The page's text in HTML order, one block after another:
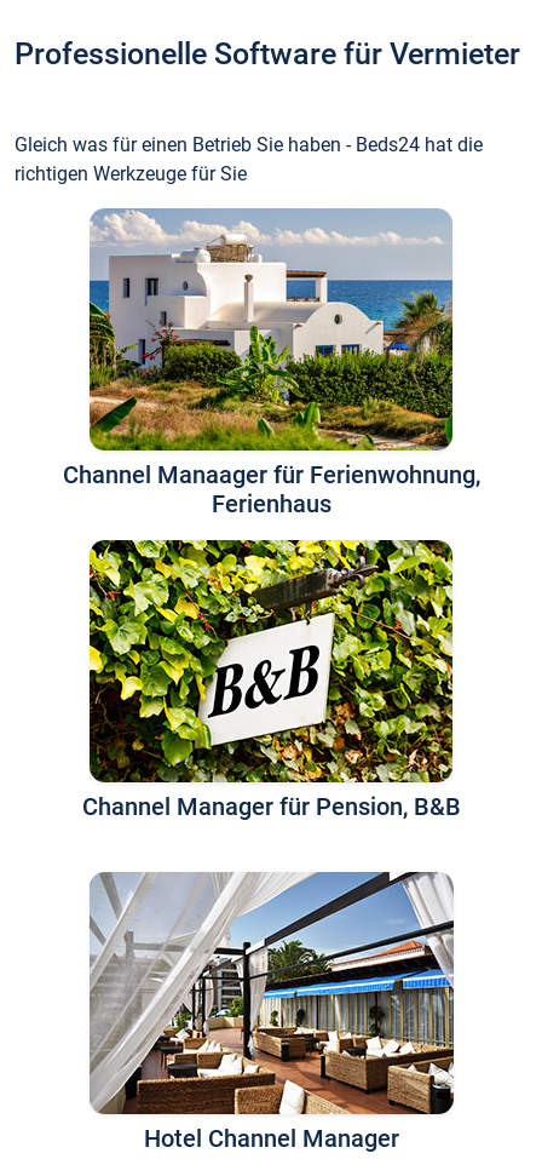
Professionelle Software für Vermieter
Gleich was für einen Betrieb Sie haben - Beds24 hat die
richtigen Werkzeuge für Sie
Channel Manaager für Ferienwohnung,
Ferienhaus
Channel Manager für Pension, B&B
Hotel Channel Manager